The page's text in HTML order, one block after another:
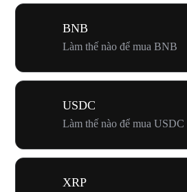
BNB
Làm thế nào để mua BNB
USDC
Làm thế nào để mua USDC
XRP